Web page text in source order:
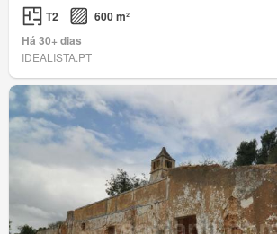
T2
600 m²
Há 30+ dias
IDEALISTA.PT